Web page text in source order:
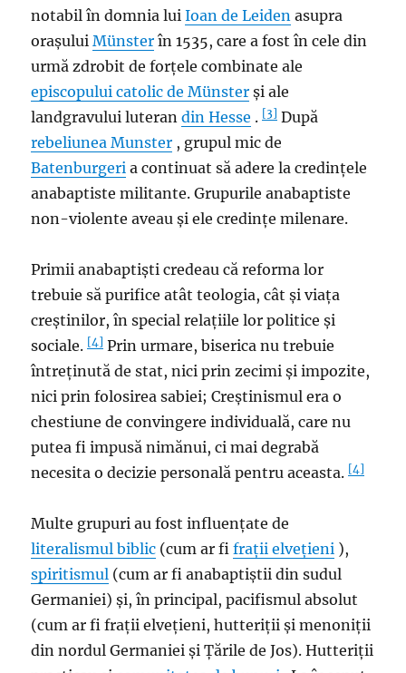
notabil în domnia luiIoan de Leiden asupra
orașuluiMünster în 1535, care a fost în cele din
urmă zdrobit de forțele combinate ale
episcopului catolic de Münster și ale
landgravului luterandin Hesse .[3] După
rebeliunea Munster , grupul mic de
Batenburgeri a continuat să adere la credințele
anabaptiste militante. Grupurile anabaptiste
non-violente aveau și ele credințe milenare.
Primii anabaptiști credeau că reforma lor
trebuie să purifice atât teologia, cât și viața
creștinilor, în special relațiile lor politice și
sociale.[4] Prin urmare, biserica nu trebuie
întreținută de stat, nici prin zecimi și impozite,
nici prin folosirea sabiei; Creștinismul era o
chestiune de convingere individuală, care nu
putea fi impusă nimănui, ci mai degrabă
necesita o decizie personală pentru aceasta.[4]
Multe grupuri au fost influențate de
literalismul biblic (cum ar fifrații elvețieni ),
spiritismul (cum ar fi anabaptiștii din sudul
Germaniei) și, în principal, pacifismul absolut
(cum ar fi frații elvețieni, hutteriții și menoniții
din nordul Germaniei și Țările de Jos). Hutteriții